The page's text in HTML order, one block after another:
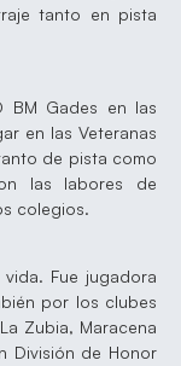
tanto en pista
BM Gades en las
en las Veteranas
de pista como
las labores de
colegios.
Fue jugadora
por los clubes
Zubia, Maracena
División de Honor